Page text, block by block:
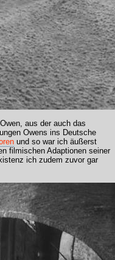
aus der auch das
Owens ins Deutsche
und so war ich äußerst
filmischen Adaptionen seiner
ich zudem zuvor gar